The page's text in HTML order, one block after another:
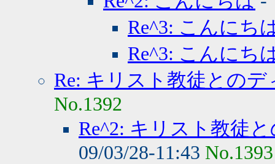
Re^3: こんにち
Re^3: こんにち
Re: キリスト教徒とのデ
No.1392
Re^2: キリスト教徒
09/03/28-11:43 No.1393